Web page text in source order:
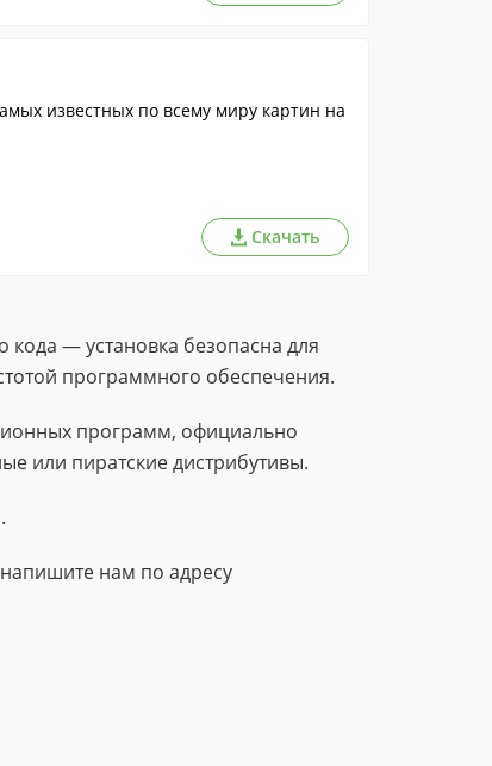
известных по всему миру картин на
Скачать
— установка безопасна для
программного обеспечения.
программ, официально
или пиратские дистрибутивы.
нам по адресу